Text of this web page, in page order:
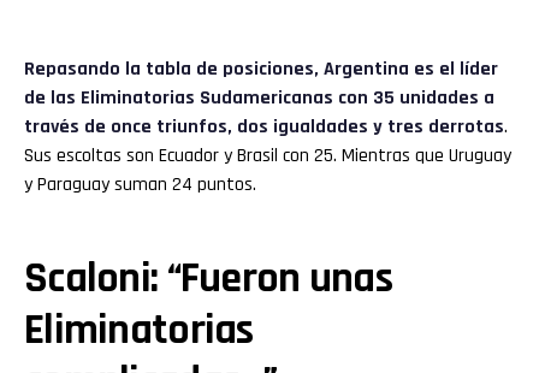
Repasando la tabla de posiciones, Argentina es el líder
de las Eliminatorias Sudamericanas con 35 unidades a
través de once triunfos, dos igualdades y tres derrotas.
Sus escoltas son Ecuador y Brasil con 25. Mientras que Uruguay
y Paraguay suman 24 puntos.
Scaloni: “Fueron unas
Eliminatorias